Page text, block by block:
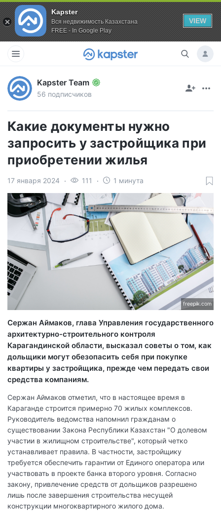
Kapster
Вся недвижимость Казахстана
FREE - In Google Play
VIEW
Kapster Team
56 подписчиков
Какие документы нужно
запросить у застройщика при
приобретении жилья
17 января 2024 111 1 минута
freepik.com
Сержан Аймаков, глава Управления государственного
архитектурно-строительного контроля
Карагандинской области, высказал советы о том, как
дольщики могут обезопасить себя при покупке
квартиры у застройщика, прежде чем передать свои
средства компаниям.
Сержан Аймаков отметил, что в настоящее время в
Караганде строится примерно 70 жилых комплексов.
Руководитель ведомства напомнил гражданам о
существовании Закона Республики Казахстан "О долевом
участии в жилищном строительстве", который четко
устанавливает правила. В частности, застройщику
требуется обеспечить гарантии от Единого оператора или
участвовать в проекте банка второго уровня. Согласно
закону, привлечение средств от дольщиков разрешено
лишь после завершения строительства несущей
конструкции многоквартирного жилого дома.